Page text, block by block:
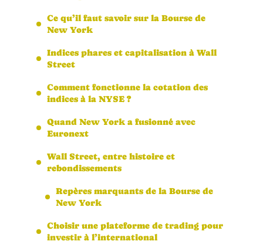
Ce qu’il faut savoir sur la Bourse de
New York
Indices phares et capitalisation à Wall
Street
Comment fonctionne la cotation des
indices à la NYSE ?
Quand New York a fusionné avec
Euronext
Wall Street, entre histoire et
rebondissements
Repères marquants de la Bourse de
New York
Choisir une plateforme de trading pour
investir à l’international